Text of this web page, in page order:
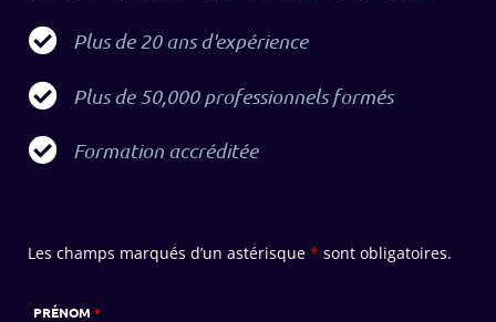
Plus de 20 ans d'expérience
Plus de 50,000 professionnels formés
Formation accréditée
Les champs marqués d’un astérisque * sont obligatoires.
PRÉNOM *